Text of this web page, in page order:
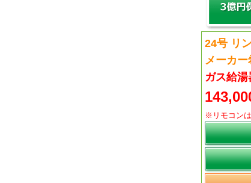
24号 リ
メーカ
ガス給
※リモコン